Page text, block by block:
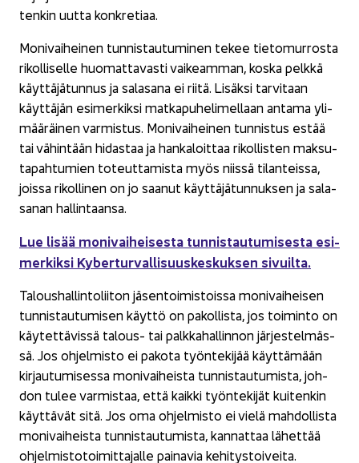
ten­kin uutta kon­kre­ti­aa.
Mo­ni­vai­hei­nen tun­nis­tau­tu­mi­nen tekee tie­to­mur­ros­ta
ri­kol­li­sel­le huo­mat­ta­vas­ti vai­keam­man, koska pelk­kä
käyt­tä­jä­tun­nus ja sa­la­sa­na ei riitä. Li­säk­si tar­vi­taan
käyt­tä­jän esi­mer­kik­si mat­ka­pu­he­li­mel­laan an­ta­ma yli­
mää­räi­nen var­mis­tus. Mo­ni­vai­hei­nen tun­nis­tus estää
tai vä­hin­tään hi­das­taa ja han­ka­loit­taa ri­kol­lis­ten mak­su­
ta­pah­tu­mien to­teut­ta­mis­ta myös niis­sä ti­lan­teis­sa,
jois­sa ri­kol­li­nen on jo saa­nut käyt­tä­jä­tun­nuk­sen ja sa­la­
sa­nan hal­lin­taan­sa.
Lue lisää mo­ni­vai­hei­ses­ta tun­nis­tau­tu­mi­ses­ta esi­
mer­kik­si Ky­ber­tur­val­li­suus­kes­kuk­sen si­vuil­ta.
Ta­lous­hal­lin­to­lii­ton jä­sen­toi­mis­tois­sa mo­ni­vai­hei­sen
tun­nis­tau­tu­mi­sen käyt­tö on pa­kol­lis­ta, jos toi­min­to on
käy­tet­tä­vis­sä talous-​ tai palk­ka­hal­lin­non jär­jes­tel­mäs­
sä. Jos oh­jel­mis­to ei pa­ko­ta työn­te­ki­jää käyt­tä­mään
kir­jau­tu­mi­ses­sa mo­ni­vai­heis­ta tun­nis­tau­tu­mis­ta, joh­
don tulee var­mis­taa, että kaik­ki työn­te­ki­jät kui­ten­kin
käyt­tä­vät sitä. Jos oma oh­jel­mis­to ei vielä mah­dol­lis­ta
mo­ni­vai­heis­ta tun­nis­tau­tu­mis­ta, kan­nat­taa lä­het­tää
oh­jel­mis­to­toi­mit­ta­jal­le pai­na­via ke­hi­tys­toi­vei­ta.